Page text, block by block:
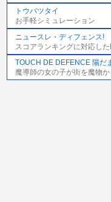
トウバツタイ
お手軽シミュレーション
ニュースレ・ディフェンス!
スコアランキングに対応し
TOUCH DE DEFENCE 陽だ
魔導師の女の子が街を魔物